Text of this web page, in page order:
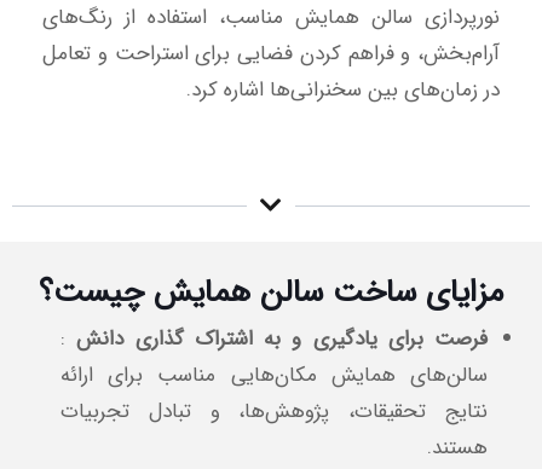
نورپردازی سالن همایش مناسب، استفاده از رنگ‌های
آرام‌بخش، و فراهم کردن فضایی برای استراحت و تعامل
در زمان‌های بین سخنرانی‌ها اشاره کرد.
مزایای ساخت سالن همایش چیست؟
فرصت برای یادگیری و به اشتراک گذاری دانش:
سالن‌های همایش مکان‌هایی مناسب برای ارائه
نتایج تحقیقات، پژوهش‌ها، و تبادل تجربیات
هستند.